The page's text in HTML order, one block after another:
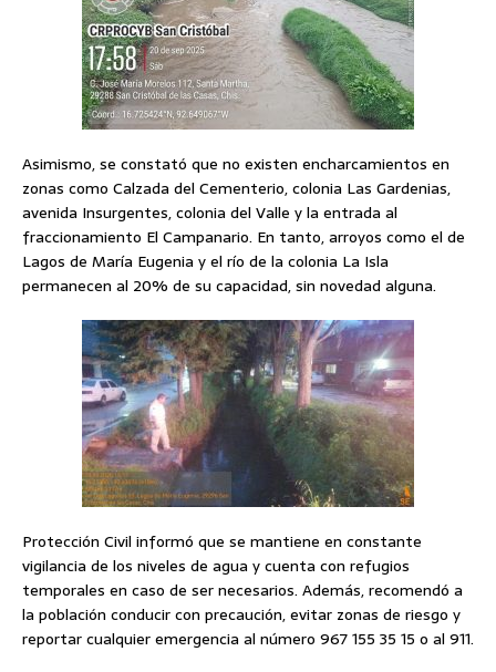
Asimismo, se constató que no existen encharcamientos en
zonas como Calzada del Cementerio, colonia Las Gardenias,
avenida Insurgentes, colonia del Valle y la entrada al
fraccionamiento El Campanario. En tanto, arroyos como el de
Lagos de María Eugenia y el río de la colonia La Isla
permanecen al 20% de su capacidad, sin novedad alguna.
Protección Civil informó que se mantiene en constante
vigilancia de los niveles de agua y cuenta con refugios
temporales en caso de ser necesarios. Además, recomendó a
la población conducir con precaución, evitar zonas de riesgo y
reportar cualquier emergencia al número 967 155 35 15 o al 911.